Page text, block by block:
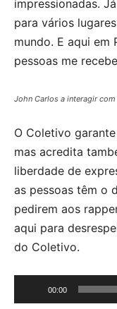
impressionadas.
para vários
mundo. E aqui em
pessoas me
John Carlos a interagir
O Coletivo
mas acredita
liberdade de
as pessoas têm o
pedirem aos
aqui para
do Coletivo.
de
00:00